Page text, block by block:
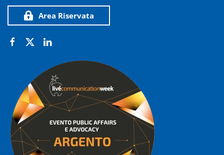
Area Riservata